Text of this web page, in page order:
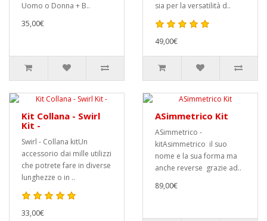
Uomo o Donna + B..
35,00€
sia per la versatilità d..
49,00€
Kit Collana - Swirl
Kit -
Swirl - Collana kitUn
accessorio dai mille utilizzi
che potrete fare in diverse
lunghezze o in ..
33,00€
ASimmetrico Kit
ASimmetrico -
kitAsimmetrico il suo
nome e la sua forma ma
anche reverse grazie ad..
89,00€